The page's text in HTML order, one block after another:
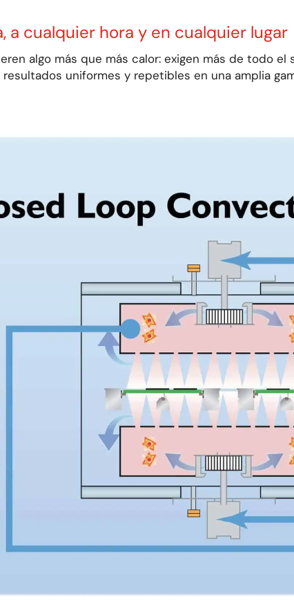
a cualquier hora y en cualquier lugar
algo más que más calor: exigen más de todo el
resultados uniformes y repetibles en una amplia